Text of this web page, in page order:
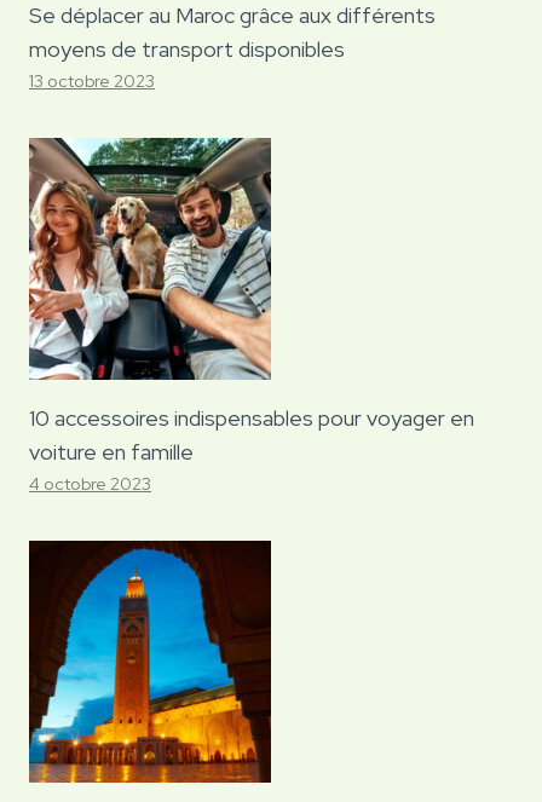
Se déplacer au Maroc grâce aux différents
moyens de transport disponibles
13 octobre 2023
10 accessoires indispensables pour voyager en
voiture en famille
4 octobre 2023